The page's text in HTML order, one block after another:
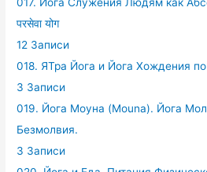
परसेवा योग
12 Записи
018. ЯТра Йога и Йога Хождения
3 Записи
019. Йога Моуна (Mouna). Йога
Безмолвия.
3 Записи